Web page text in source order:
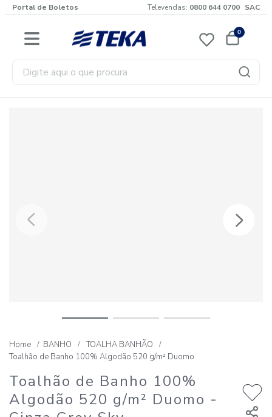
Portal de Boletos Televendas: 0800 644 0700 SAC
0
Digite aqui o que procura
BANHO
TOALHA BANHÃO
Toalhão de Banho 100% Algodão 520 g/m² Duomo
Toalhão de Banho 100%
Algodão 520 g/m² Duomo -